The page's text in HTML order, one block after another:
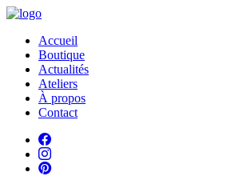
Accueil
Boutique
Actualités
Ateliers
À propos
Contact